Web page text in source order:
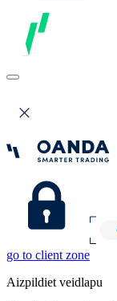
go to client zone
Aizpildiet veidlapu